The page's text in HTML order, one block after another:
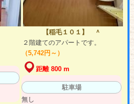
【稲毛１０１】 ＾
２階建てのアパートです。
（5,742円～）
距離 800 m
駐車場
無し